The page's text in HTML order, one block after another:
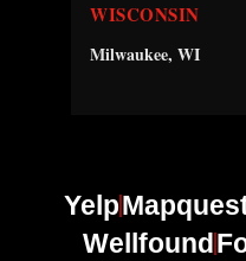
WISCONSIN
Milwaukee, WI
Yelp
Wellfound